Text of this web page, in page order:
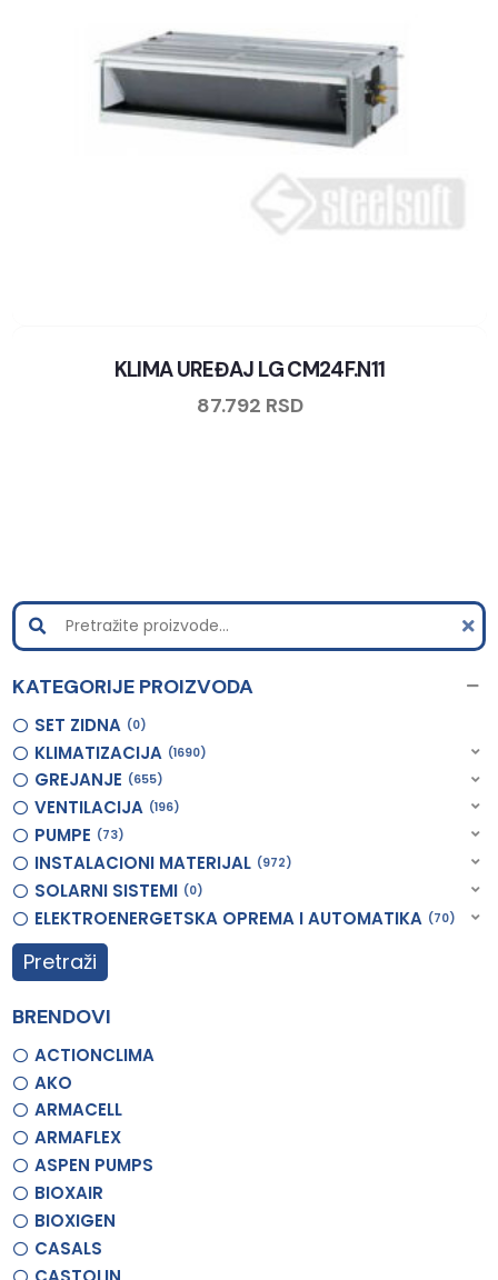
KLIMA UREĐAJ LG CM24F.N11
87.792 RSD
KATEGORIJE PROIZVODA
SET ZIDNA 0
KLIMATIZACIJA 1690
GREJANJE 655
VENTILACIJA 196
PUMPE 73
INSTALACIONI MATERIJAL 972
SOLARNI SISTEMI 0
ELEKTROENERGETSKA OPREMA I AUTOMATIKA 70
Pretraži
BRENDOVI
ACTIONCLIMA
AKO
ARMACELL
ARMAFLEX
ASPEN PUMPS
BIOXAIR
BIOXIGEN
CASALS